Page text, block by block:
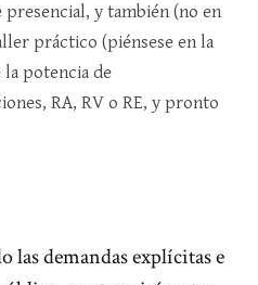
y también (no en
práctico (piénsese en la
potencia de
RA, RV o RE, y pronto
las demandas explícitas e